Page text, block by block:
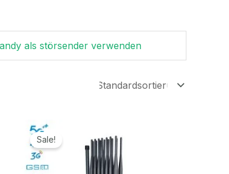
als störsender verwenden
Sale!
war:
1.599,00€
Preis
ist:
789,99€.